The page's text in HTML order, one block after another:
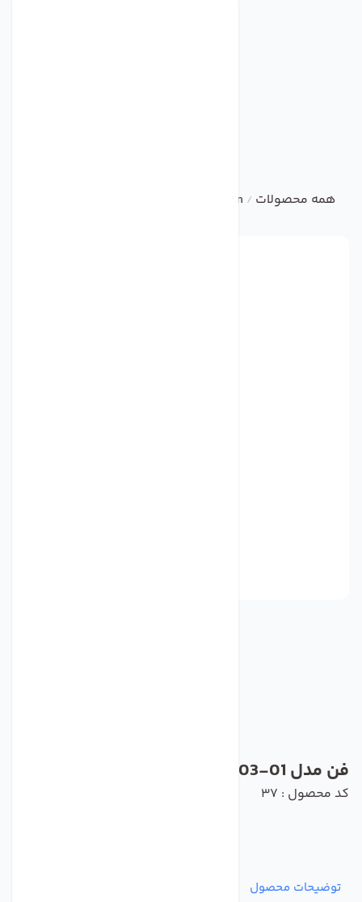
همه محصولات /
ebm
فن مدل R4D560-AQ03-01 برند ebmpapst
کد محصول : 37
توضیحات محصول